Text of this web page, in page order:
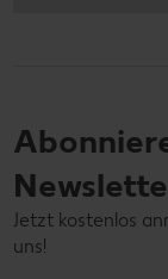
Jetzt kostenlos
uns!